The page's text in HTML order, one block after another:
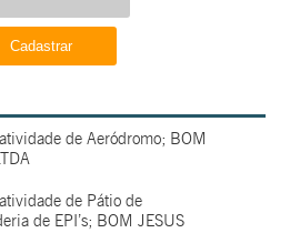
de Aeródromo; BOM
de Pátio de
de EPI’s; BOM JESUS